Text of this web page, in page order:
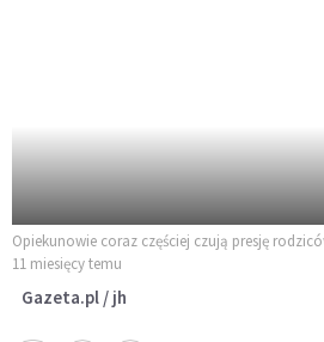
Opiekunowie coraz częściej czują presję
11 miesięcy temu
Gazeta.pl / jh